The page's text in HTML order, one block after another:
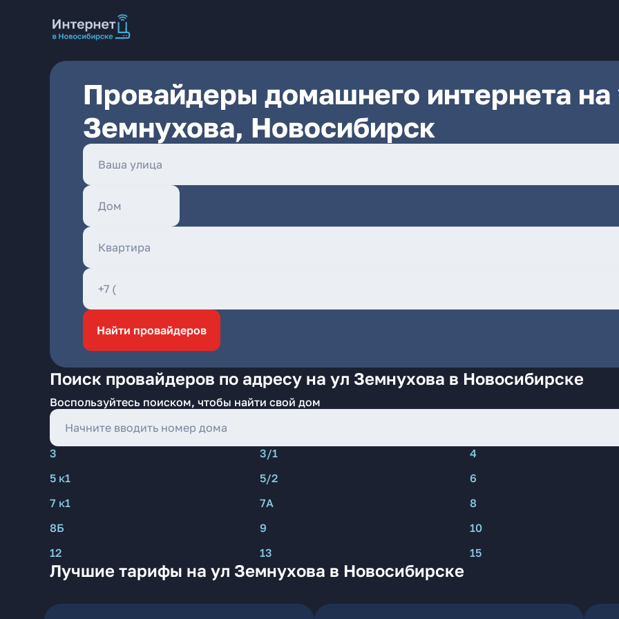
Провайдеры домашнего интернета на
Земнухова, Новосибирск
Найти провайдеров
Поиск провайдеров по адресу на ул Земнухова в Новосибирске
Воспользуйтесь поиском, чтобы найти свой дом
3 3/1 4
5 к1
5/2 6
7 к1
7А 8
8Б
9 10
12
13 15
Лучшие тарифы на ул Земнухова в Новосибирске